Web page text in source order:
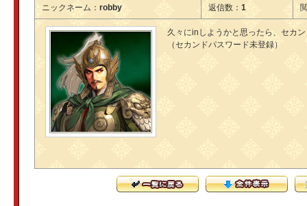
ニックネーム： robby 返信数： 1
久々にinしようかと思ったら、セカ
（セカンドパスワード未登録）